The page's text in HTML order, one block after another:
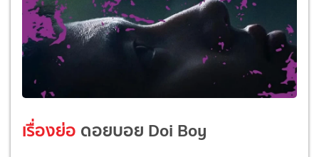
เรื่องย่อ ดอยบอย Doi Boy